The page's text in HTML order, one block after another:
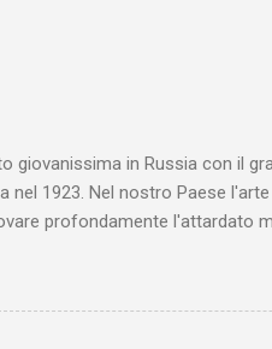
giovanissima in Russia con il
1923. Nel nostro Paese
profondamente l'attardato